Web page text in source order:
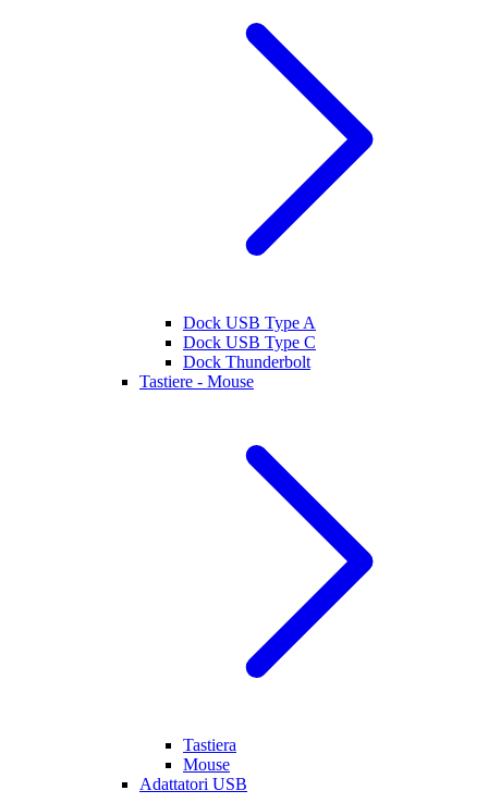
Dock USB Type A
Dock USB Type C
Dock Thunderbolt
Tastiere - Mouse
Tastiera
Mouse
Adattatori USB